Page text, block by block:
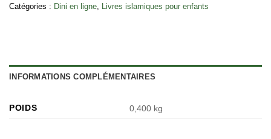
Catégories : Dini en ligne Livres islamiques pour enfants
INFORMATIONS COMPLÉMENTAIRES
POIDS 0,400 kg